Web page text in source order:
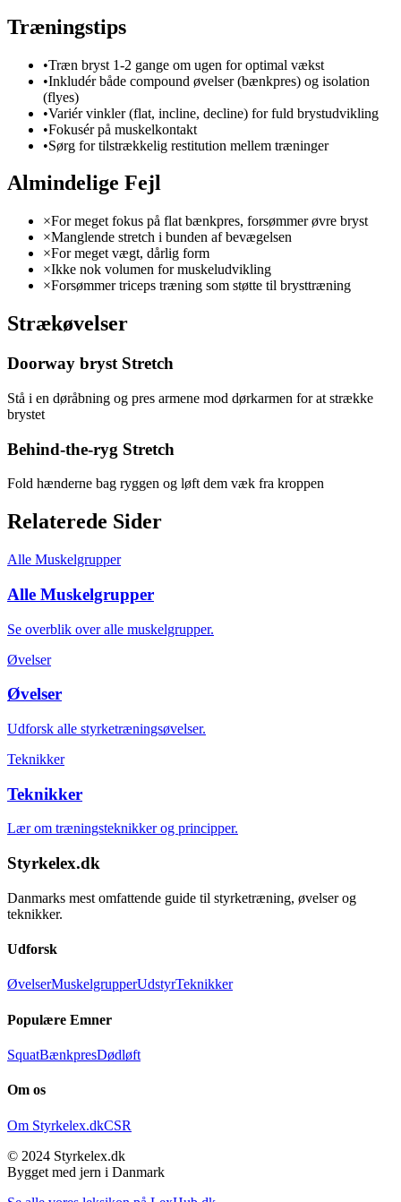
Træningstips
•Træn bryst 1-2 gange om ugen for optimal vækst
•Inkludér både compound øvelser (bænkpres) og isolation
(flyes)
•Variér vinkler (flat, incline, decline) for fuld brystudvikling
•Fokusér på muskelkontakt
•Sørg for tilstrækkelig restitution mellem træninger
Almindelige Fejl
×For meget fokus på flat bænkpres, forsømmer øvre bryst
×Manglende stretch i bunden af bevægelsen
×For meget vægt, dårlig form
×Ikke nok volumen for muskeludvikling
×Forsømmer triceps træning som støtte til brysttræning
Strækøvelser
Doorway bryst Stretch
Stå i en døråbning og pres armene mod dørkarmen for at strække
brystet
Behind-the-ryg Stretch
Fold hænderne bag ryggen og løft dem væk fra kroppen
Relaterede Sider
Alle Muskelgrupper
Alle Muskelgrupper
Se overblik over alle muskelgrupper.
Øvelser
Øvelser
Udforsk alle styrketræningsøvelser.
Teknikker
Teknikker
Lær om træningsteknikker og principper.
Styrkelex.dk
Danmarks mest omfattende guide til styrketræning, øvelser og
teknikker.
Udforsk
ØvelserMuskelgrupperUdstyrTeknikker
Populære Emner
SquatBænkpresDødløft
Om os
Om Styrkelex.dkCSR
© 2024 Styrkelex.dk
Bygget med jern i Danmark